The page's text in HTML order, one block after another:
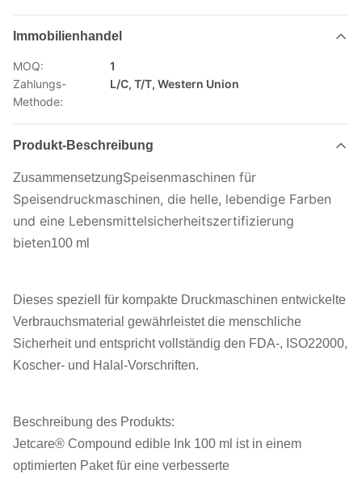
Immobilienhandel
MOQ:
1
Zahlungs-
Methode:
L/C, T/T, Western Union
Produkt-Beschreibung
ZusammensetzungSpeisenmaschinen für
Speisendruckmaschinen, die helle, lebendige Farben
und eine Lebensmittelsicherheitszertifizierung
bieten100 ml
Dieses speziell für kompakte Druckmaschinen entwickelte
Verbrauchsmaterial gewährleistet die menschliche
Sicherheit und entspricht vollständig den FDA-, ISO22000,
Koscher- und Halal-Vorschriften.
Beschreibung des Produkts:
Jetcare® Compound edible Ink 100 ml ist in einem
optimierten Paket für eine verbesserte